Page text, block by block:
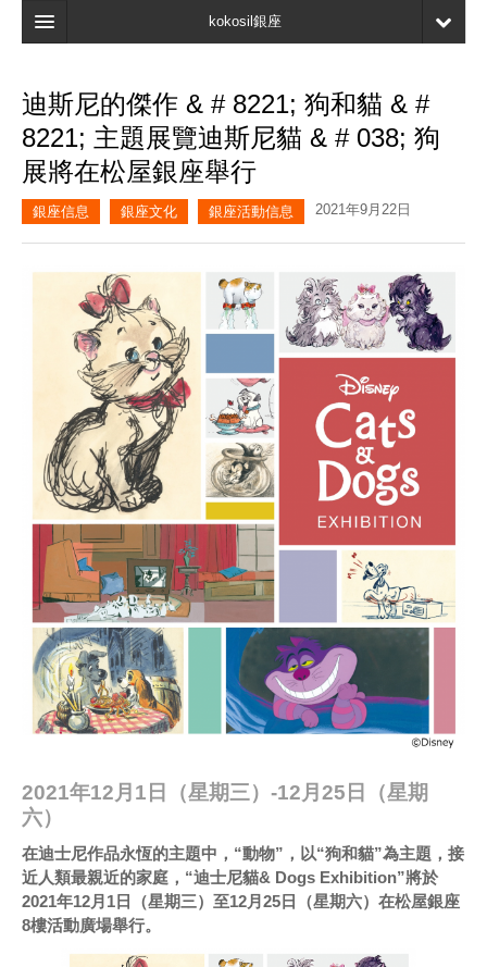
kokosil銀座
搜索
最新信息
口碑
我的頁面
迪斯尼的傑作 & # 8221; 狗和貓 & #
8221; 主題展覽迪斯尼貓 & # 038; 狗
展將在松屋銀座舉行
銀座信息 銀座文化 銀座活動信息 2021年9月22日
2021年12月1日（星期三）-12月25日（星期
六）
在迪士尼作品永恆的主題中，“動物”，以“狗和貓”為主題，接
近人類最親近的家庭，“迪士尼貓& Dogs Exhibition”將於
2021年12月1日（星期三）至12月25日（星期六）在松屋銀座
8樓活動廣場舉行。